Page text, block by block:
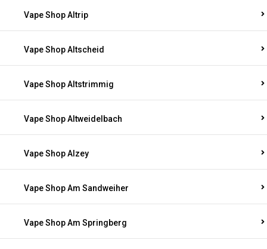
Vape Shop Altrip
Vape Shop Altscheid
Vape Shop Altstrimmig
Vape Shop Altweidelbach
Vape Shop Alzey
Vape Shop Am Sandweiher
Vape Shop Am Springberg